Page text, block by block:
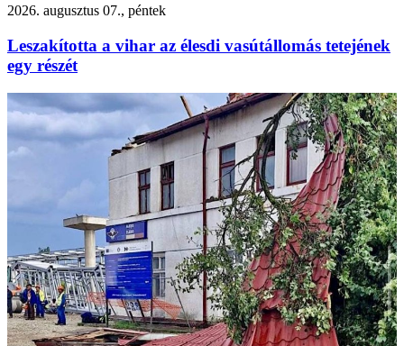
2026. augusztus 07., péntek
Leszakította a vihar az élesdi vasútállomás tetejének
egy részét